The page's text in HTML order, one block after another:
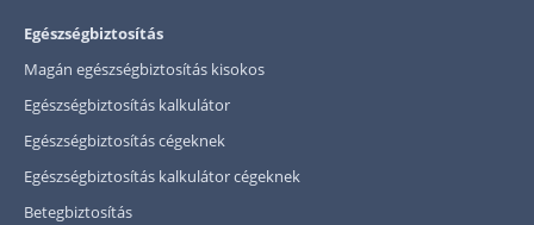
Egészségbiztosítás
Magán egészségbiztosítás kisokos
Egészségbiztosítás kalkulátor
Egészségbiztosítás cégeknek
Egészségbiztosítás kalkulátor cégeknek
Betegbiztosítás